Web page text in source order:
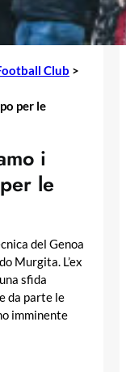
Club >
per le
i
le
del Genoa
Murgita. L’ex
sfida
da parte le
imminente